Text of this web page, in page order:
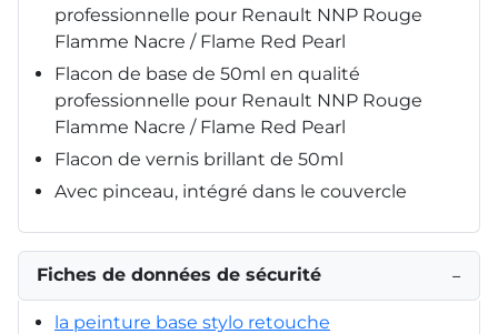
professionnelle pour Renault NNP Rouge
Flamme Nacre / Flame Red Pearl
Flacon de base de 50ml en qualité
professionnelle pour Renault NNP Rouge
Flamme Nacre / Flame Red Pearl
Flacon de vernis brillant de 50ml
Avec pinceau, intégré dans le couvercle
Fiches de données de sécurité −
la peinture base stylo retouche